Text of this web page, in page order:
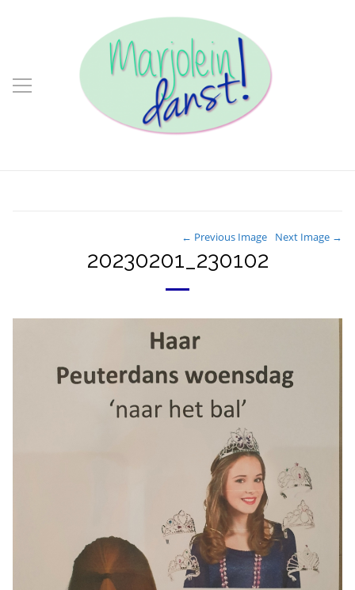
← Previous Image Next Image →
20230201_230102